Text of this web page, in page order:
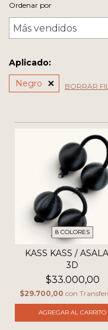
Ordenar por
Aplicado:
Negro
BORRAR
8 COLORES
KASS KASS /
3D
$33.000,00
$29.700,00 con
AGREGAR AL CARRITO